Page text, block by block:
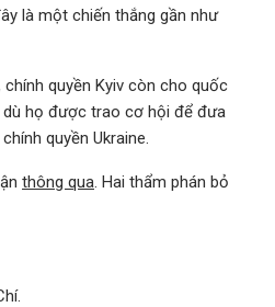
là một chiến thắng gần như
quyền Kyiv còn cho quốc
dù họ được trao cơ hội để đưa
quyền Ukraine.
thông qua. Hai thẩm phán bỏ